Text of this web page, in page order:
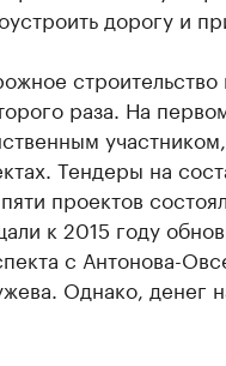
дорогу и
раза. На
Тендеры на
проектов
к 2015 году
с Антонова-
Однако, денег